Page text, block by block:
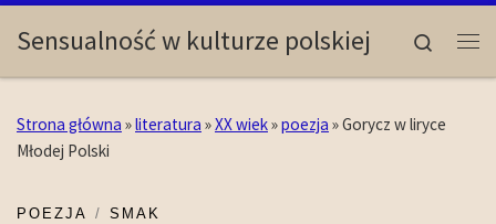
Skip to content
Sensualność w kulturze polskiej
Search
Strona główna »literatura »XX wiek»poezja »Gorycz w liryce
Młodej Polski
POEZJA SMAK